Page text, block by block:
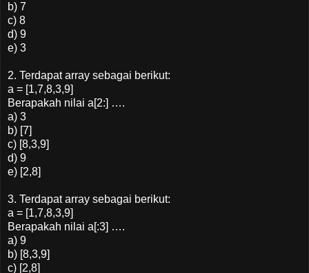
b) 7
c) 8
d) 9
e) 3
2. Terdapat array sebagai berikut:
a = [1,7,8,3,9]
Berapakah nilai a[2:] ….
a) 3
b) [7]
c) [8,3,9]
d) 9
e) [2,8]
3. Terdapat array sebagai berikut:
a = [1,7,8,3,9]
Berapakah nilai a[:3] ….
a) 9
b) [8,3,9]
c) [2,8]